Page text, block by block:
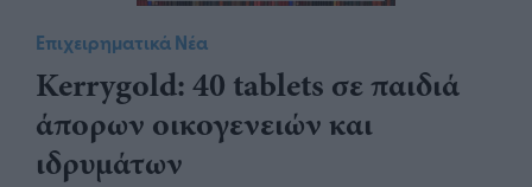
Επιχειρηματικά Νέα
Kerrygold: 40 tablets σε παιδιά
άπορων οικογενειών και
ιδρυμάτων